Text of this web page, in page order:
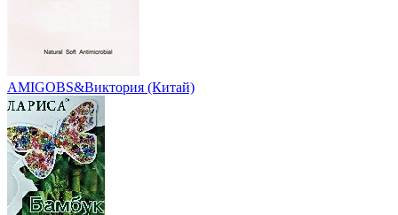
AMIGOBS&Виктория (Китай)